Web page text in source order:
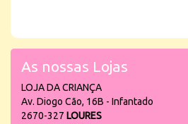
As nossas Lojas
LOJA DA CRIANÇA
Av. Diogo Cão, 16B - Infantado
2670-327 LOURES